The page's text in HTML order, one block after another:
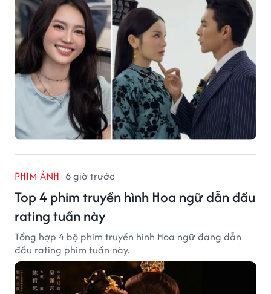
PHIM ẢNH 6 giờ trước
Top 4 phim truyền hình Hoa ngữ dẫn đầu
rating tuần này
Tổng hợp 4 bộ phim truyền hình Hoa ngữ đang dẫn
đầu rating phim tuần này.